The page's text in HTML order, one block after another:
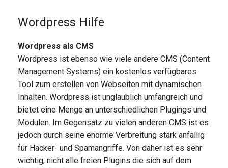
Wordpress Hilfe
Wordpress als CMS
Wordpress ist ebenso wie viele andere CMS (Content
Management Systems) ein kostenlos verfügbares
Tool zum erstellen von Webseiten mit dynamischen
Inhalten. Wordpress ist unglaublich umfangreich und
bietet eine Menge an unterschiedlichen Plugings und
Modulen. Im Gegensatz zu vielen anderen CMS ist es
jedoch durch seine enorme Verbreitung stark anfällig
für Hacker- und Spamangriffe. Von daher ist es sehr
wichtig, nicht alle freien Plugins die sich auf dem